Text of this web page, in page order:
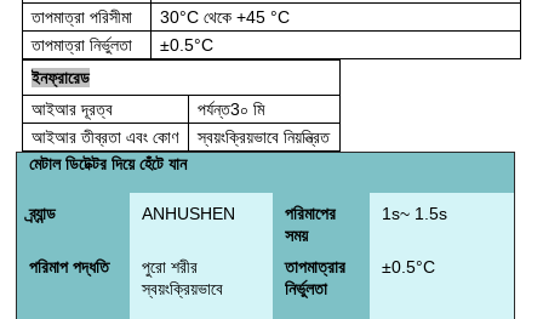
তাপমাত্রা পরিসীমা
30°C থেকে +45 °C
তাপমাত্রা নির্ভুলতা
±0.5°C
ইনফ্রারেড
আইআর দূরত্ব
পর্যন্ত3০ মি
আইআর তীব্রতা এবং কোণ
স্বয়ংক্রিয়ভাবে নিয়ন্ত্রিত
মেটাল ডিটেক্টর দিয়ে হেঁটে যান
ব্র্যান্ড ANHUSHEN
পরিমাপের
সময়
1s~ 1.5s
পরিমাপ পদ্ধতি
পুরো শরীর
স্বয়ংক্রিয়ভাবে
তাপমাত্রার
নির্ভুলতা
±0.5°C